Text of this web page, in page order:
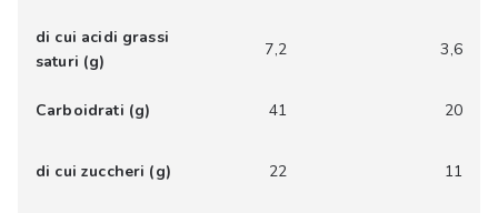
di cui acidi grassi
saturi (g)
7,2 3,6
Carboidrati (g) 41 20
di cui zuccheri (g) 22 11